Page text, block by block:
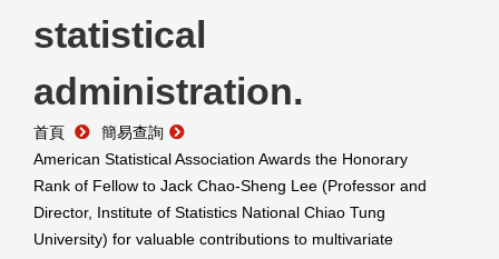
statistical
administration.
首頁
簡易查詢
American Statistical Association Awards the Honorary
Rank of Fellow to Jack Chao-Sheng Lee (Professor and
Director, Institute of Statistics National Chiao Tung
University) for valuable contributions to multivariate